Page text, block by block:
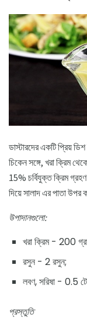
ডাস্টারদের একটি প্রিয়
চিকেন সঙ্গে, খরা ক্রিম
15% চর্বিযুক্ত ক্রিম
দিয়ে সালাদ এর পাতা উপর
উপাদানগুলো:
খরা ক্রিম - 200
রসুন - 2 রসুন;
লবণ, সরিষা - 0.5
প্রস্তুতি